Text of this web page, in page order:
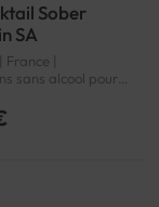
Sober
SA
|
sans alcool pour